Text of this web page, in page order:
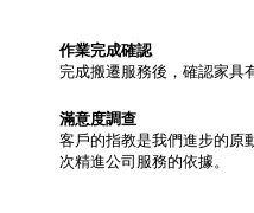
作業完成確認
完成搬遷服務後，確認家具
滿意度調查
客戶的指教是我們進步的原
次精進公司服務的依據。